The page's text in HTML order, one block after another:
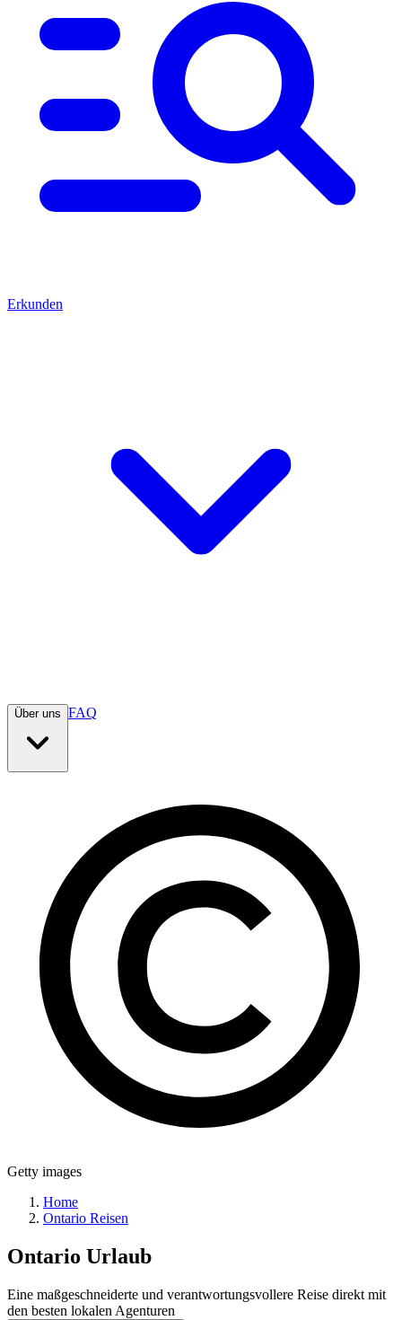
Erkunden
Über uns FAQ
Getty images
Home
Ontario Reisen
Ontario Urlaub
Eine maßgeschneiderte und verantwortungsvollere Reise direkt mit
den besten lokalen Agenturen